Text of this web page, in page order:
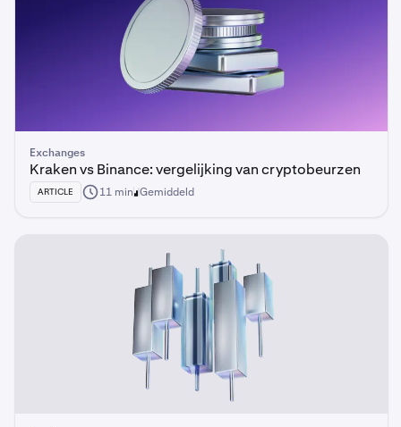
Exchanges
Kraken vs Binance: vergelijking van cryptobeurzen
ARTICLE 11 min Gemiddeld